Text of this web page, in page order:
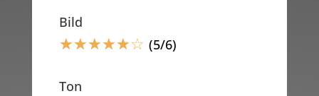
Bild
☆☆☆☆☆☆ (5/6)
Ton